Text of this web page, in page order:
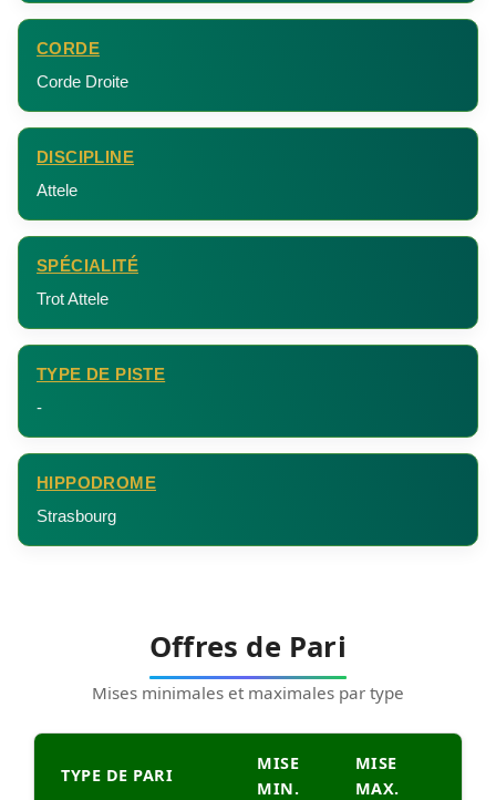
CORDE
Corde Droite
DISCIPLINE
Attele
SPÉCIALITÉ
Trot Attele
TYPE DE PISTE
-
HIPPODROME
Strasbourg
Offres de Pari
Mises minimales et maximales par type
TYPE DE PARI
MISE
MIN.
MISE
MAX.